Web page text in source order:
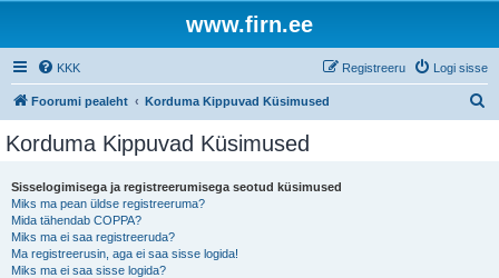
www.firn.ee
KKK Logi sisse
Registreeru
Foorumi pealeht Korduma Kippuvad Küsimused
Korduma Kippuvad Küsimused
Sisselogimisega ja registreerumisega seotud küsimused
Miks ma pean üldse registreeruma?
Mida tähendab COPPA?
Miks ma ei saa registreeruda?
Ma registreerusin, aga ei saa sisse logida!
Miks ma ei saa sisse logida?